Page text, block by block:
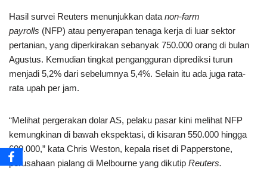
Hasil survei Reuters menunjukkan data non-farm
payrolls (NFP) atau penyerapan tenaga kerja di luar sektor
pertanian, yang diperkirakan sebanyak 750.000 orang di bulan
Agustus. Kemudian tingkat pengangguran diprediksi turun
menjadi 5,2% dari sebelumnya 5,4%. Selain itu ada juga rata-
rata upah per jam.
“Melihat pergerakan dolar AS, pelaku pasar kini melihat NFP
kemungkinan di bawah ekspektasi, di kisaran 550.000 hingga
600.000,” kata Chris Weston, kepala riset di Papperstone,
perusahaan pialang di Melbourne yang dikutip Reuters.